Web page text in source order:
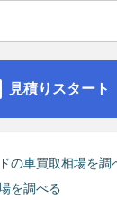
見積りスタート
の車買取相場を調
を調べる